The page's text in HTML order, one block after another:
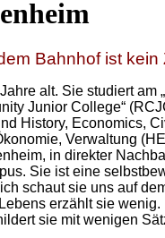
Bahnhof ist kein
alt. Sie studiert am
Junior College“
History, Economics,
Verwaltung
in direkter
Sie ist eine
schaut sie uns auf
erzählt sie wenig.
sie mit wenigen